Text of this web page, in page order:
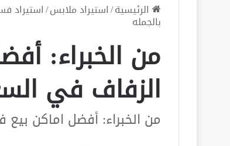
الرئيسية/استيراد ملابس/استيراد
بالجمله
من الخبراء:
الزفاف في
من الخبراء: أفضل اماكن